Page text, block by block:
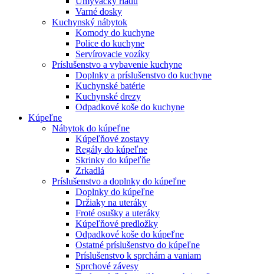
Varné dosky
Kuchynský nábytok
Komody do kuchyne
Police do kuchyne
Servírovacie vozíky
Príslušenstvo a vybavenie kuchyne
Doplnky a príslušenstvo do kuchyne
Kuchynské batérie
Kuchynské drezy
Odpadkové koše do kuchyne
Kúpeľne
Nábytok do kúpeľne
Kúpeľňové zostavy
Regály do kúpeľne
Skrinky do kúpeľňe
Zrkadlá
Príslušenstvo a doplnky do kúpeľne
Doplnky do kúpeľne
Držiaky na uteráky
Froté osušky a uteráky
Kúpeľňové predložky
Odpadkové koše do kúpeľne
Ostatné príslušenstvo do kúpeľne
Príslušenstvo k sprchám a vaniam
Sprchové závesy